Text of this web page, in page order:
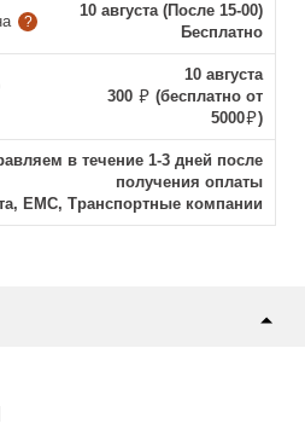
?
10 августа (После 15-00)
Бесплатно
10 августа
300
(бесплатно от
5000
)
в течение 1-3 дней после
получения оплаты
ЕМС, Транспортные компании